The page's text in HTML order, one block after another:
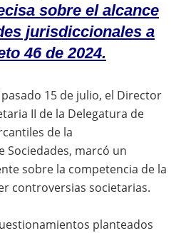
sobre el alcance
jurisdiccionales a
46 de 2024.
15 de julio, el Director
II de la Delegatura de
de la
Sociedades, marcó un
sobre la competencia de la
controversias societarias.
planteados